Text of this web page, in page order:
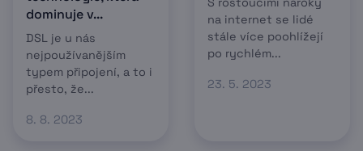
dominuje v...
DSL je u nás
nejpoužívanějším
typem připojení, a to i
přesto, že...
8. 8. 2023
na internet se lidé
stále více poohlížejí
po rychlém...
23. 5. 2023